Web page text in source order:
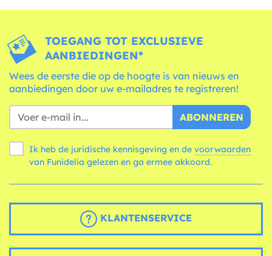
TOEGANG TOT EXCLUSIEVE
AANBIEDINGEN*
Wees de eerste die op de hoogte is van nieuws en
aanbiedingen door uw e-mailadres te registreren!
ABONNEREN
Ik heb de juridische kennisgeving en de voorwaarden
van Funidelia gelezen en ga ermee akkoord.
KLANTENSERVICE